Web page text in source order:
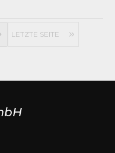
LETZTE SEITE